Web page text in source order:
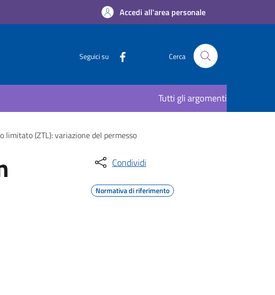
Accedi all'area personale
Seguici su Cerca
Tutti gli argomenti
(ZTL): variazione del permesso
Condividi
Normativa di riferimento